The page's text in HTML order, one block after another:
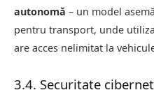
autonomă – un model
pentru transport, unde
are acces nelimitat la
3.4. Securitate